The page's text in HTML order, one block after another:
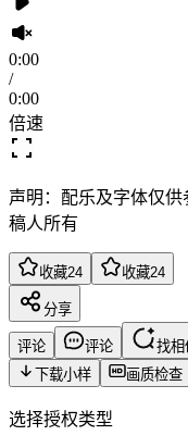
0:00
/
0:00
倍速
声明：配乐及字体仅
稿人所有
收藏24 收藏24
分享
评论 评论 找相
下载小样
画质检查
选择授权类型